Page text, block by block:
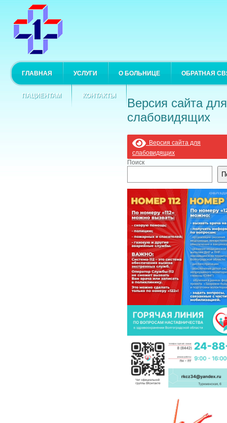
ГЛАВНАЯ УСЛУГИ О БОЛЬНИЦЕ ОБРАТНАЯ
ПАЦИЕНТАМ КОНТАКТЫ
Версия сайта для
слабовидящих
Версия сайта для
слабовидящих
Поиск